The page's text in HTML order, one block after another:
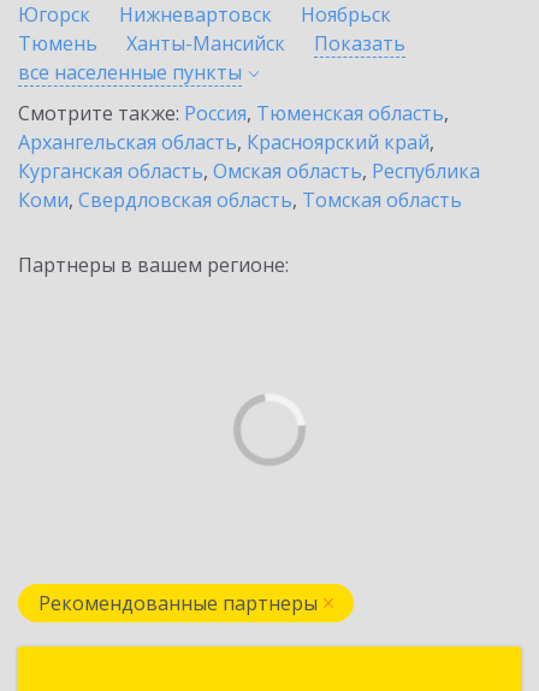
Югорск
Нижневартовск
Ноябрьск
Тюмень
Ханты-Мансийск
Показать
все населенные пункты
Смотрите также: Россия, Тюменская область,
Архангельская область, Красноярский край,
Курганская область, Омская область, Республика
Коми, Свердловская область, Томская область
Партнеры в вашем регионе:
Рекомендованные партнеры